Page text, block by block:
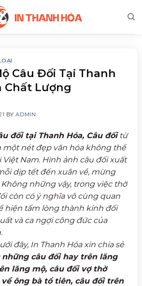
Câu Đối Tại Thanh
Chất Lượng
BYADMIN
đối tại Thanh Hóa, Câu đốitừ
một nét đẹp văn hóa không thể
Nam. Hình ảnh câu đối xuất
dịp tết đến xuân về, mừng
những vậy, trong việc thờ
còn có ý nghĩa vô cùng quan
hiện tấm lòng thành kính đối
và ca ngợi công đức của
đây, In Thanh Hóa xin chia sẻ
những câu đối hay trên lăng
lăng mộ, câu đối vợ thờ
ông bà tổ tiên, câu đối trên